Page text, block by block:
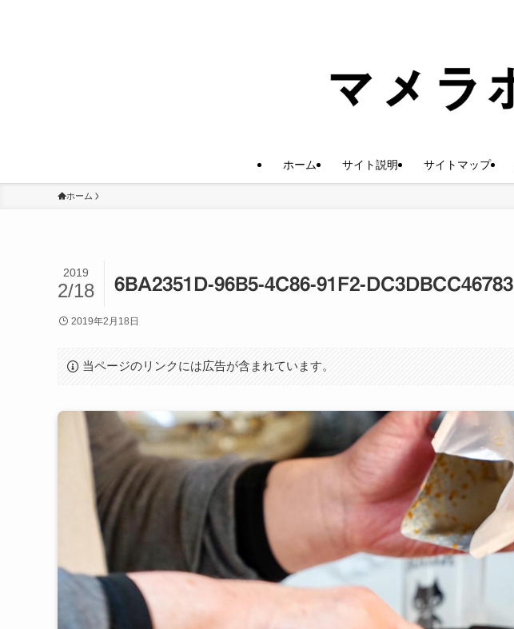
ホーム サイト説明 サイトマップ
ホーム
6BA2351D-96B5-4C86-91F2-DC3DBCC46783
2019
2/18
2019年2月18日
当ページのリンクには広告が含まれています。